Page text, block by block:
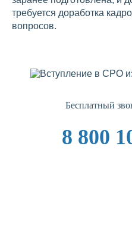
Бесплатный
8 800
требуется доработка
вопросов.